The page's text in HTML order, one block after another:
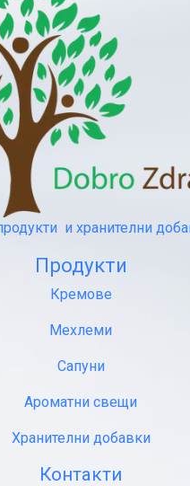
и хранителни
Продукти
Кремове
Мехлеми
Сапуни
Ароматни свещи
Хранителни добавки
Контакти